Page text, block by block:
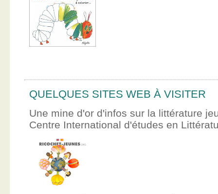
QUELQUES SITES WEB À VISITER
Une mine d'or d'infos sur la littérature
Centre International d'études en